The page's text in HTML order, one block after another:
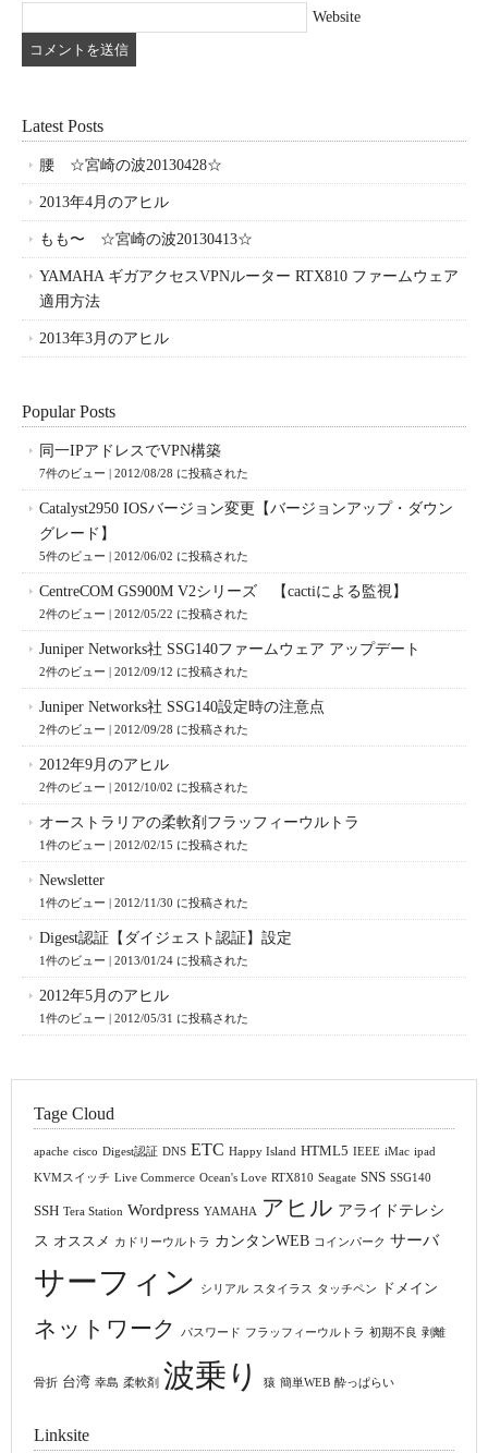
Website
Latest Posts
腰 ☆宮崎の波20130428☆
2013年4月のアヒル
もも〜 ☆宮崎の波20130413☆
YAMAHA ギガアクセスVPNルーター RTX810 ファームウェア
適用方法
2013年3月のアヒル
Popular Posts
同一IPアドレスでVPN構築
7件のビュー | 2012/08/28 に投稿された
Catalyst2950 IOSバージョン変更【バージョンアップ・ダウン
グレード】
5件のビュー | 2012/06/02 に投稿された
CentreCOM GS900M V2シリーズ 【cactiによる監視】
2件のビュー | 2012/05/22 に投稿された
Juniper Networks社 SSG140ファームウェア アップデート
2件のビュー | 2012/09/12 に投稿された
Juniper Networks社 SSG140設定時の注意点
2件のビュー | 2012/09/28 に投稿された
2012年9月のアヒル
2件のビュー | 2012/10/02 に投稿された
オーストラリアの柔軟剤フラッフィーウルトラ
1件のビュー | 2012/02/15 に投稿された
Newsletter
1件のビュー | 2012/11/30 に投稿された
Digest認証【ダイジェスト認証】設定
1件のビュー | 2013/01/24 に投稿された
2012年5月のアヒル
1件のビュー | 2012/05/31 に投稿された
Tage Cloud
apache cisco Digest認証 DNS ETC Happy Island HTML5 IEEE iMac ipad
KVMスイッチ Live Commerce Ocean's Love RTX810 Seagate SNS SSG140
SSH Tera Station Wordpress YAMAHA アヒル アライドテレシ
ス オススメ カドリーウルトラ カンタンWEB コインパーク サーバ
サーフィン シリアル スタイラス タッチペン ドメイン
ネットワーク パスワード フラッフィーウルトラ 初期不良 剥離
骨折 台湾 幸島 柔軟剤 波乗り 猿 簡単WEB 酔っぱらい
Linksite